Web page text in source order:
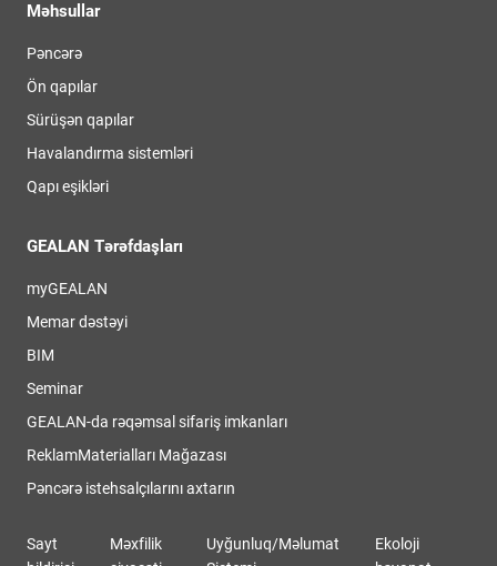
Məhsullar
Pəncərə
Ön qapılar
Sürüşən qapılar
Havalandırma sistemləri
Qapı eşikləri
GEALAN Tərəfdaşları
myGEALAN
Memar dəstəyi
BIM
Seminar
GEALAN-da rəqəmsal sifariş imkanları
ReklamMaterialları Mağazası
Pəncərə istehsalçılarını axtarın
Sayt
Məxfilik
Uyğunluq/Məlumat
Ekoloji